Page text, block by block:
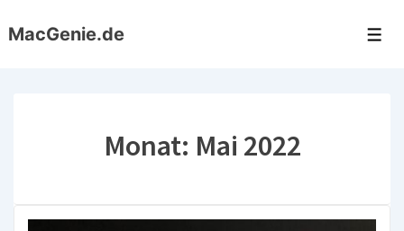
Zum
MacGenie.de
Monat: Mai 2022